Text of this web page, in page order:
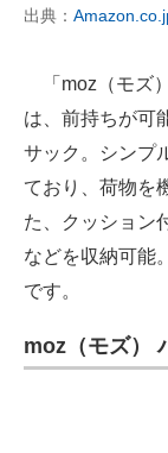
出典：
「moz（モズ
は、前持ちが可
サック。シンプ
ており、荷物を
た、クッション
などを収納可能
です。
moz（モズ）